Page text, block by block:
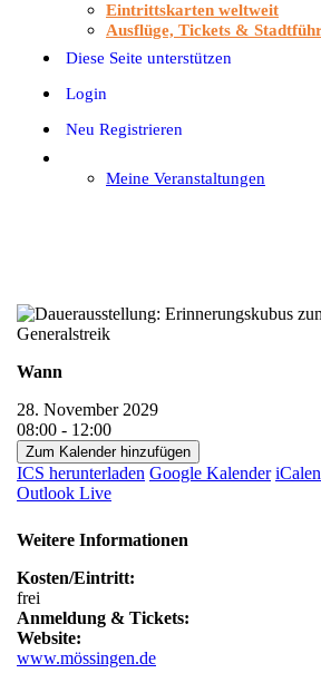
Eintrittskarten weltweit
Ausflüge, Tickets &
Diese Seite unterstützen
Login
Neu Registrieren
Meine Veranstaltungen
Wann
28. November 2029
08:00 - 12:00
Zum Kalender hinzufügen
ICS herunterladen Google Kalender
Outlook Live
Weitere Informationen
Kosten/Eintritt:
frei
Anmeldung & Tickets:
Website:
www.mössingen.de